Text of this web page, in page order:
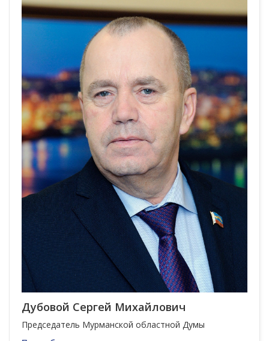
Дубовой Сергей Михайлович
Председатель Мурманской областной Думы